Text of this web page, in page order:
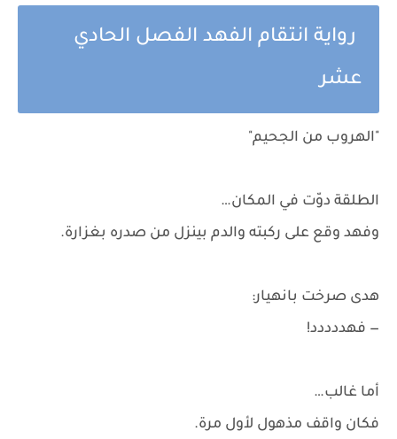
رواية انتقام الفهد الفصل الحادي
عشر
"الهروب من الجحيم"
الطلقة دوّت في المكان…
وفهد وقع على ركبته والدم بينزل من صدره بغزارة.
هدى صرخت بانهيار:
— فهددددد!
أما غالب…
فكان واقف مذهول لأول مرة.